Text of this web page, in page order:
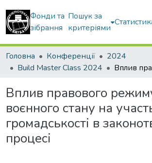
Фонди та
зібрання
Пошук за
критеріями
Головна Конференції
2024
Build Master Class 2024
Вплив правового
воєнного стану на
громадськості в
процесі